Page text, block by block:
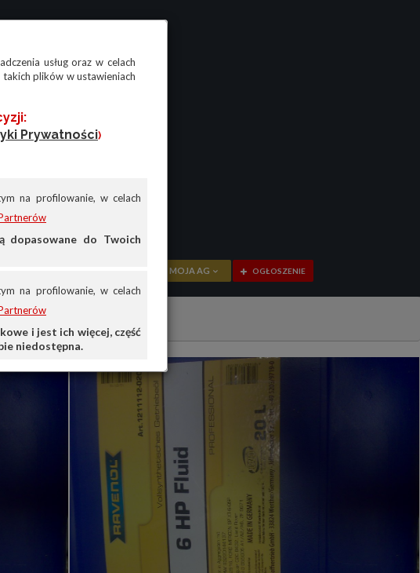
usług oraz w celach
plików w ustawieniach
Prywatności)
na profilowanie, w celach
dopasowane do Twoich
na profilowanie, w celach
i jest ich więcej, część
niedostępna.
MOJA AG
PRZEGLĄD
DOŁADUJ KONTO
OGŁOSZENIE